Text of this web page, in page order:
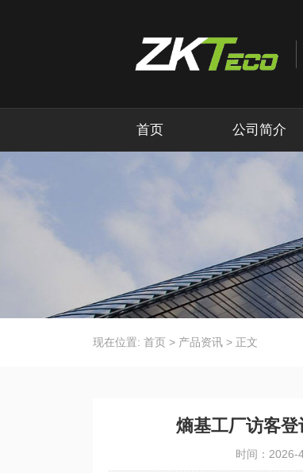
首页 公司简介
现在位置: 首页 > 产品资讯 > 正文
熵基工厂访客
时间：2026-